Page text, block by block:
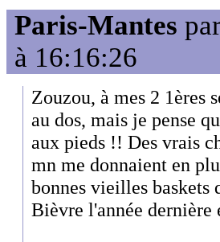
Paris-Mantes
à 16:16:26
Zouzou, à mes 2 1ères
au dos, mais je pense
aux pieds !! Des vrais
mn me donnaient en
bonnes vieilles baskets
Bièvre l'année dernière